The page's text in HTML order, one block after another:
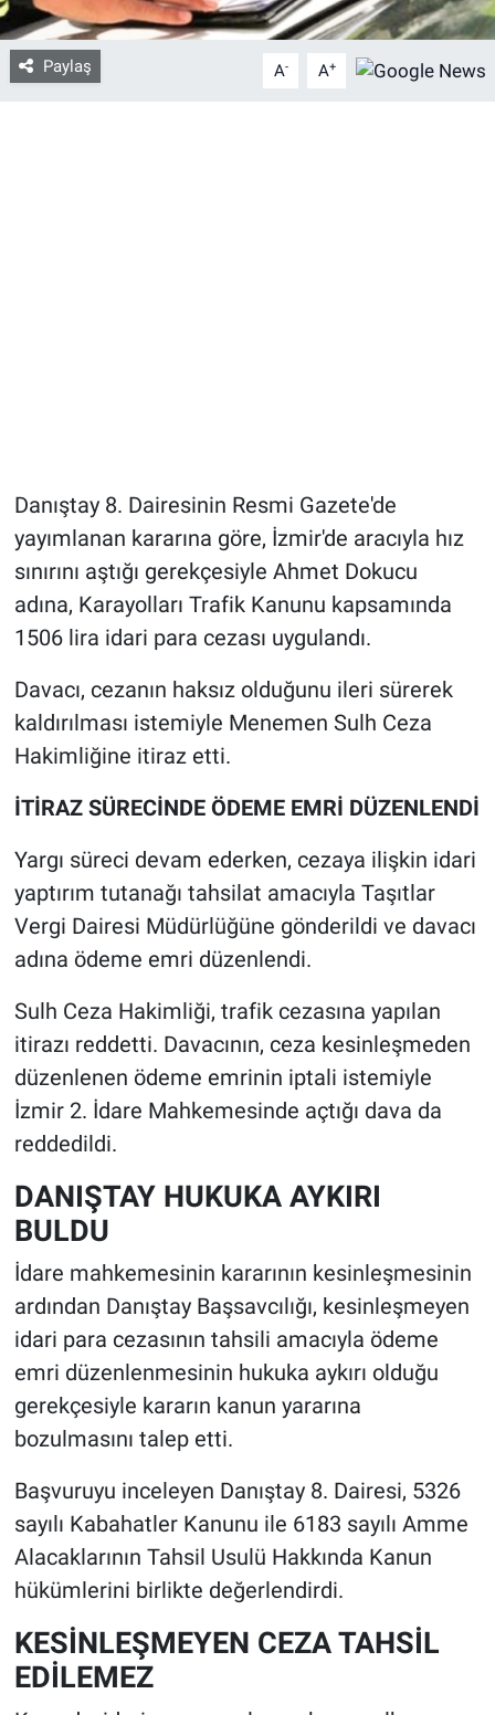
Paylaş A- A+
Danıştay 8. Dairesinin Resmi Gazete'de
yayımlanan kararına göre, İzmir'de aracıyla hız
sınırını aştığı gerekçesiyle Ahmet Dokucu
adına, Karayolları Trafik Kanunu kapsamında
1506 lira idari para cezası uygulandı.
Davacı, cezanın haksız olduğunu ileri sürerek
kaldırılması istemiyle Menemen Sulh Ceza
Hakimliğine itiraz etti.
İTİRAZ SÜRECİNDE ÖDEME EMRİ DÜZENLENDİ
Yargı süreci devam ederken, cezaya ilişkin idari
yaptırım tutanağı tahsilat amacıyla Taşıtlar
Vergi Dairesi Müdürlüğüne gönderildi ve davacı
adına ödeme emri düzenlendi.
Sulh Ceza Hakimliği, trafik cezasına yapılan
itirazı reddetti. Davacının, ceza kesinleşmeden
düzenlenen ödeme emrinin iptali istemiyle
İzmir 2. İdare Mahkemesinde açtığı dava da
reddedildi.
DANIŞTAY HUKUKA AYKIRI
BULDU
İdare mahkemesinin kararının kesinleşmesinin
ardından Danıştay Başsavcılığı, kesinleşmeyen
idari para cezasının tahsili amacıyla ödeme
emri düzenlenmesinin hukuka aykırı olduğu
gerekçesiyle kararın kanun yararına
bozulmasını talep etti.
Başvuruyu inceleyen Danıştay 8. Dairesi, 5326
sayılı Kabahatler Kanunu ile 6183 sayılı Amme
Alacaklarının Tahsil Usulü Hakkında Kanun
hükümlerini birlikte değerlendirdi.
KESİNLEŞMEYEN CEZA TAHSİL
EDİLEMEZ
İletişim (Künye)